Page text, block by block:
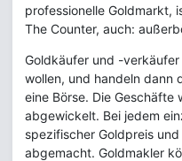
professionelle Goldmarkt,
The Counter, auch:
Goldkäufer und -
wollen, und handeln dann
eine Börse. Die
abgewickelt. Bei jedem
spezifischer Goldpreis
abgemacht. Goldmakler